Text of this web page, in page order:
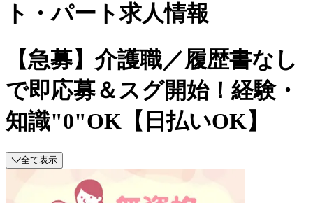
ト・パート求人情報
【急募】介護職／履歴書なし
で即応募＆スグ開始！経験・
知識"0"OK【日払いOK】
全て表示